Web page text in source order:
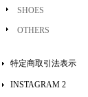
SHOES
OTHERS
特定商取引法表示
INSTAGRAM 2